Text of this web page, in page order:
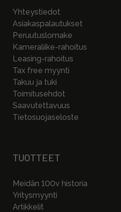
Yhteystiedot
Asiakaspalautukset
Peruutuslomake
Kameraliike-rahoitus
Leasing-rahoitus
Tax free myynti
Takuu ja tuki
Toimitusehdot
Saavutettavuus
Tietosuojaseloste
TUOTTEET
Meidän 100v historia
Yritysmyynti
Artikkelit